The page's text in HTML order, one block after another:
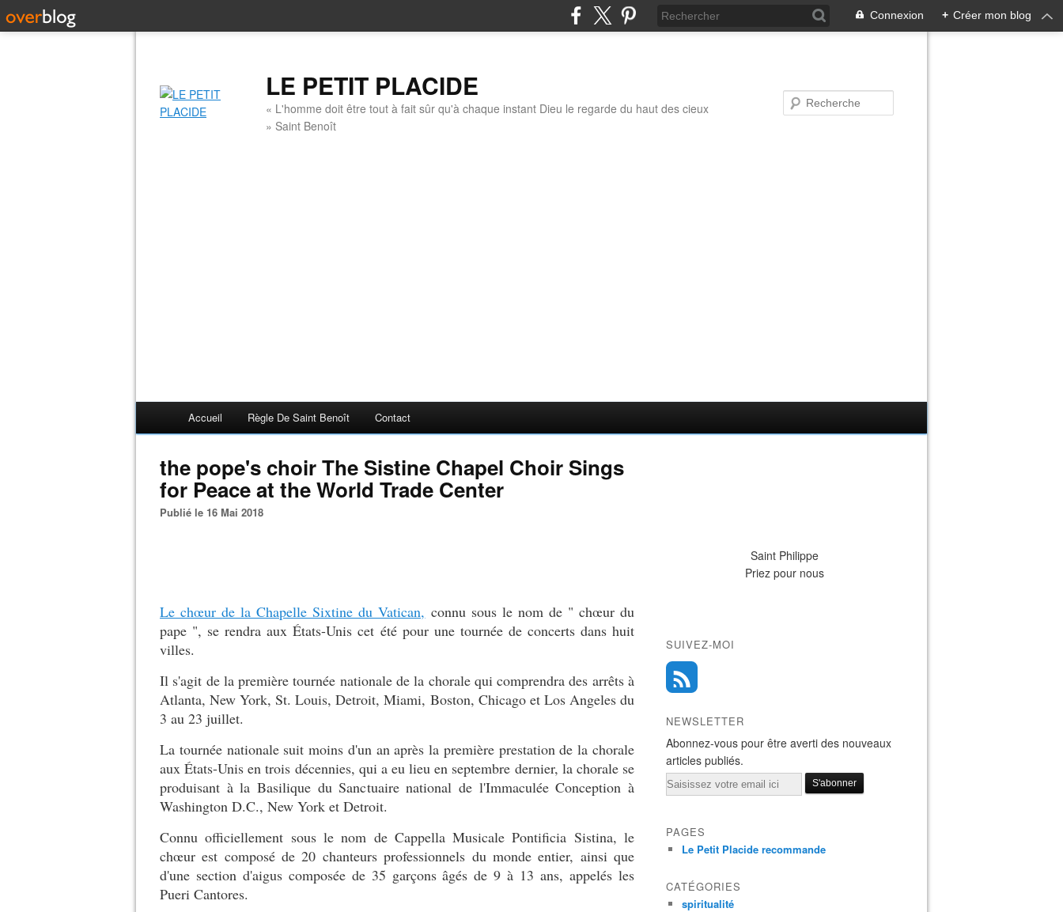
Connexion + Créer mon blog
LE PETIT PLACIDE
« L'homme doit être tout à fait sûr qu'à chaque instant Dieu le regarde du haut des cieux
» Saint Benoît
Accueil Règle De Saint Benoît Contact
the pope's choir The Sistine Chapel Choir Sings
for Peace at the World Trade Center
Publié le 16 Mai 2018
Le chœur de la Chapelle Sixtine du Vatican, connu sous le nom de " chœur du
pape ", se rendra aux États-Unis cet été pour une tournée de concerts dans huit
villes.
Il s'agit de la première tournée nationale de la chorale qui comprendra des arrêts à
Atlanta, New York, St. Louis, Detroit, Miami, Boston, Chicago et Los Angeles du
3 au 23 juillet.
La tournée nationale suit moins d'un an après la première prestation de la chorale
aux États-Unis en trois décennies, qui a eu lieu en septembre dernier, la chorale se
produisant à la Basilique du Sanctuaire national de l'Immaculée Conception à
Washington D.C., New York et Detroit.
Connu officiellement sous le nom de Cappella Musicale Pontificia Sistina, le
chœur est composé de 20 chanteurs professionnels du monde entier, ainsi que
d'une section d'aigus composée de 35 garçons âgés de 9 à 13 ans, appelés les
Pueri Cantores.
Saint Philippe
Priez pour nous
SUIVEZ-MOI
NEWSLETTER
Abonnez-vous pour être averti des nouveaux
articles publiés.
Email
PAGES
Le Petit Placide recommande
CATÉGORIES
spiritualité